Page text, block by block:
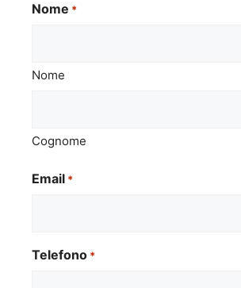
Nome *
Nome
Cognome
Email *
Telefono *